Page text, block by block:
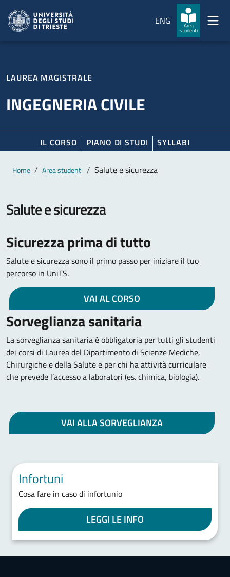
ENG
Area
studenti
LAUREA MAGISTRALE
INGEGNERIA CIVILE
IL CORSO PIANO DI STUDI SYLLABI
Contenuto principale
Breadcrumb
Home Area studenti Salute e sicurezza
Salute e sicurezza
Sicurezza prima di tutto
Salute e sicurezza sono il primo passo per iniziare il tuo
percorso in UniTS.
VAI AL CORSO
Sorveglianza sanitaria
La sorveglianza sanitaria è obbligatoria per tutti gli studenti
dei corsi di Laurea del Dipartimento di Scienze Mediche,
Chirurgiche e della Salute e per chi ha attività curriculare
che prevede l’accesso a laboratori (es. chimica, biologia).
VAI ALLA SORVEGLIANZA
Infortuni
Cosa fare in caso di infortunio
LEGGI LE INFO